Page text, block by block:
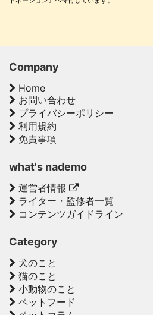
Company
Home
お問い合わせ
プライバシーポリシー
利用規約
免責事項
what's nademo
運営者情報
ライター・監修者一覧
コンテンツガイドライン
Category
犬のこと
猫のこと
小動物のこと
ペットフード